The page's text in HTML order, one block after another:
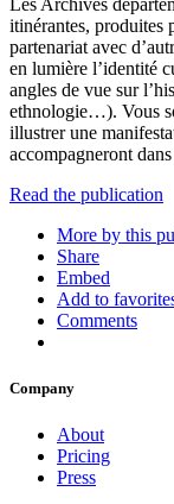
Les Archives
itinérantes, produites
partenariat avec
en lumière l’identité
angles de vue sur
ethnologie…). Vous
illustrer une
accompagneront
Read the publication
More by this
Share
Embed
Add to
Comments
Company
About
Pricing
Press